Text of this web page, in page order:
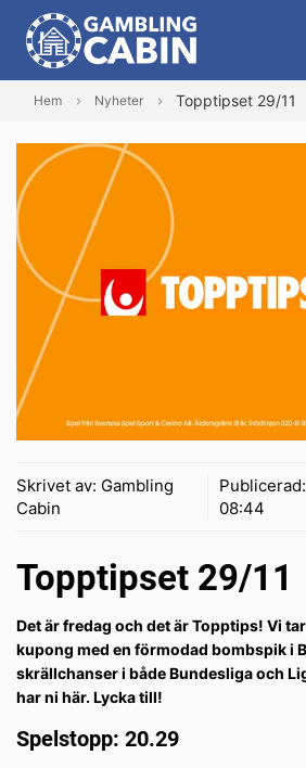
Hem Nyheter Topptipset 29/11
Skrivet av: Gambling
Cabin
Publicerad:
08:44
Topptipset 29/11
Det är fredag och det är Topptips! Vi
kupong med en förmodad bombspik i
skrällchanser i både Bundesliga och
har ni här. Lycka till!
Spelstopp: 20.29